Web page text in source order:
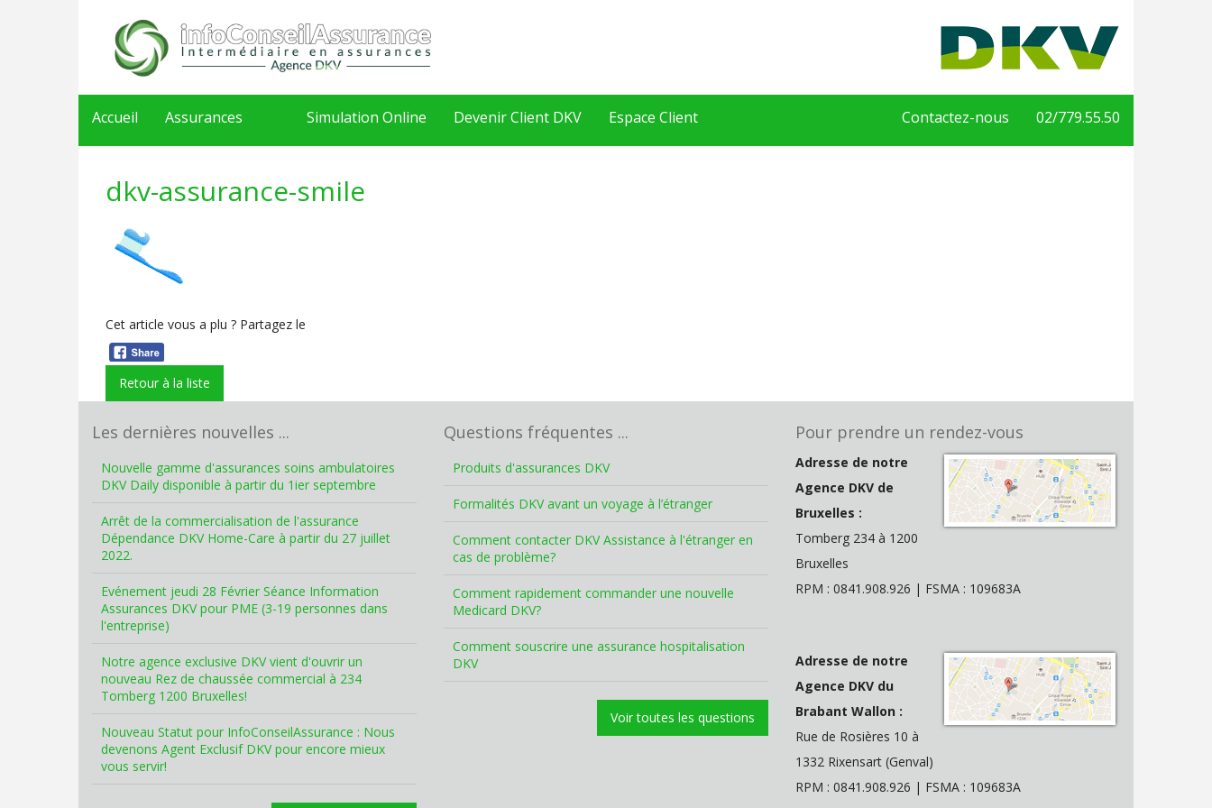
Accueil Assurances Simulation Online Devenir Client DKV Espace Client 02/779.55.50
Contactez-nous
dkv-assurance-smile
Cet article vous a plu ? Partagez le
Retour à la liste
Les dernières nouvelles ...
Nouvelle gamme d'assurances soins ambulatoires
DKV Daily disponible à partir du 1ier septembre
Arrêt de la commercialisation de l'assurance
Dépendance DKV Home-Care à partir du 27 juillet
2022.
Evénement jeudi 28 Février Séance Information
Assurances DKV pour PME (3-19 personnes dans
l'entreprise)
Notre agence exclusive DKV vient d'ouvrir un
nouveau Rez de chaussée commercial à 234
Tomberg 1200 Bruxelles!
Nouveau Statut pour InfoConseilAssurance : Nous
devenons Agent Exclusif DKV pour encore mieux
vous servir!
Questions fréquentes ...
Produits d'assurances DKV
Formalités DKV avant un voyage à l’étranger
Comment contacter DKV Assistance à l'étranger en
cas de problème?
Comment rapidement commander une nouvelle
Medicard DKV?
Comment souscrire une assurance hospitalisation
DKV
Voir toutes les questions
Pour prendre un rendez-vous
Adresse de notre
Agence DKV de
Bruxelles :
Tomberg 234 à 1200
Bruxelles
RPM : 0841.908.926 | FSMA : 109683A
Adresse de notre
Agence DKV du
Brabant Wallon :
Rue de Rosières 10 à
1332 Rixensart (Genval)
RPM : 0841.908.926 | FSMA : 109683A